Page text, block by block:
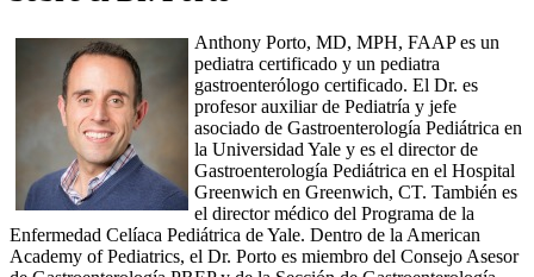
Anthony Porto, MD, MPH, FAAP es un
pediatra certificado y un pediatra
gastroenterólogo certificado. El Dr. es
profesor auxiliar de Pediatría y jefe
asociado de Gastroenterología Pediátrica en
la Universidad Yale y es el director de
Gastroenterología Pediátrica en el Hospital
Greenwich en Greenwich, CT. También es
el director médico del Programa de la
Enfermedad Celíaca Pediátrica de Yale. Dentro de la American
Academy of Pediatrics, el Dr. Porto es miembro del Consejo Asesor